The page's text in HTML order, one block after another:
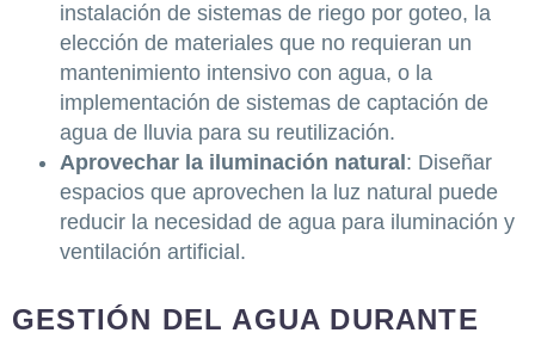
instalación de sistemas de riego por goteo, la
elección de materiales que no requieran un
mantenimiento intensivo con agua, o la
implementación de sistemas de captación de
agua de lluvia para su reutilización.
Aprovechar la iluminación natural : Diseñar
espacios que aprovechen la luz natural puede
reducir la necesidad de agua para iluminación y
ventilación artificial.
GESTIÓN DEL AGUA DURANTE